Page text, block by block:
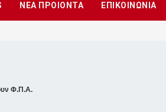
ΝΕΑ ΠΡΟΙΟΝΤΑ ΕΠΙΚΟΙΝΩΝΙΑ
Φ.Π.Α.